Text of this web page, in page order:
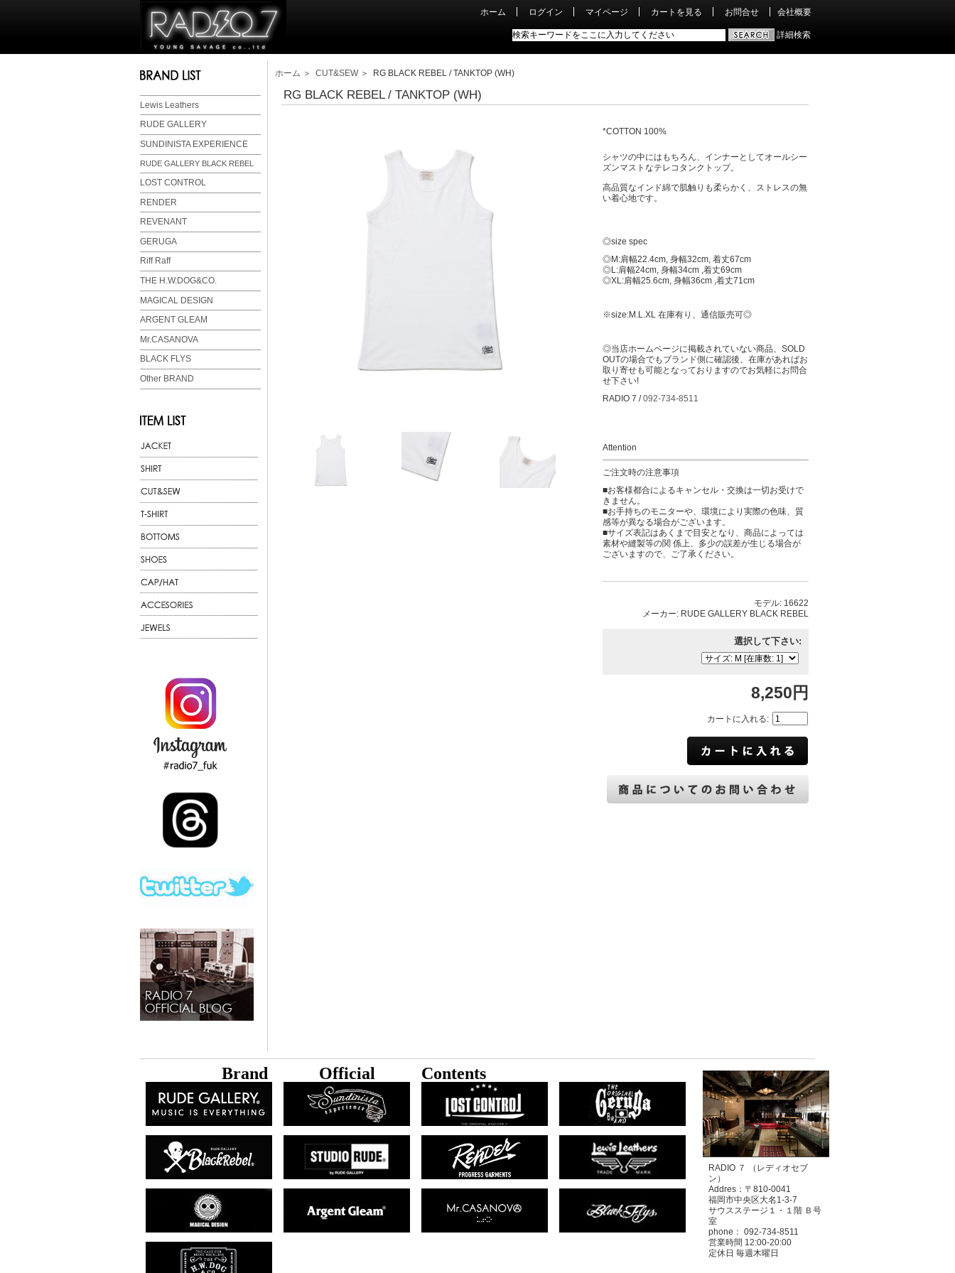
ホーム ログイン マイページ カートを見る お問合せ 会社概要
詳細検索
Lewis Leathers
RUDE GALLERY
SUNDINISTA EXPERIENCE
RUDE GALLERY BLACK REBEL
LOST CONTROL
RENDER
REVENANT
GERUGA
Riff Raff
THE H.W.DOG&CO.
MAGICAL DESIGN
ARGENT GLEAM
Mr.CASANOVA
BLACK FLYS
Other BRAND
ホーム ＞ CUT&SEW＞ RG BLACK REBEL / TANKTOP (WH)
RG BLACK REBEL / TANKTOP (WH)
*COTTON 100%
シャツの中にはもちろん、インナーとしてオールシー
ズンマストなテレコタンクトップ。
高品質なインド綿で肌触りも柔らかく、ストレスの無
い着心地です。
◎size spec
◎M:肩幅22.4cm, 身幅32cm, 着丈67cm
◎L:肩幅24cm, 身幅34cm ,着丈69cm
◎XL:肩幅25.6cm, 身幅36cm ,着丈71cm
※size:M.L.XL 在庫有り、通信販売可◎
◎当店ホームページに掲載されていない商品、SOLD
OUTの場合でもブランド側に確認後、在庫があればお
取り寄せも可能となっておりますのでお気軽にお問合
せ下さい!
RADIO 7 /092-734-8511
Attention
ご注文時の注意事項
■お客様都合によるキャンセル・交換は一切お受けで
きません。
■お手持ちのモニターや、環境により実際の色味、質
感等が異なる場合がございます。
■サイズ表記はあくまで目安となり、商品によっては
素材や縫製等の関 係上、多少の誤差が生じる場合が
ございますので、ご了承ください。
モデル: 16622
メーカー: RUDE GALLERY BLACK REBEL
選択して下さい:
8,250円
カートに入れる:
Brand Official Contents
RADIO ７ （レディオセブ
ン）
Addres：〒810-0041
福岡市中央区大名1-3-7
サウスステージ１・１階 Ｂ号
室
phone： 092-734-8511
営業時間 12:00-20:00
定休日 毎週木曜日